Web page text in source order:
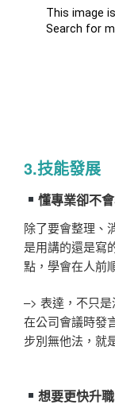
3.技能發展
懂專業卻不
除了要會整理、
是用講的還是寫
點，學會在人前
–> 表達，不只
在公司會議時發
步別無他法，就
想要更快升